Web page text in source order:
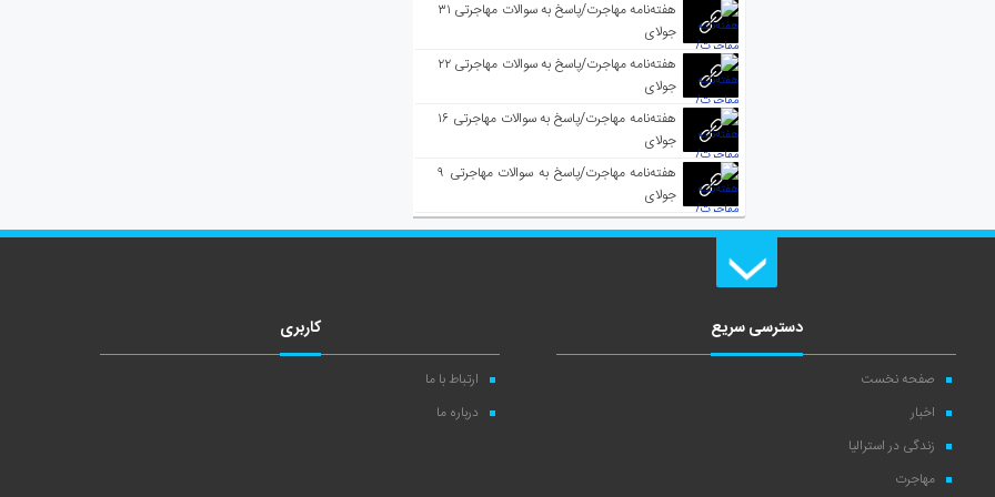
هفته‌نامه مهاجرت/پاسخ به سوالات مهاجرتی ۳۱
جولای
هفته‌نامه مهاجرت/پاسخ به سوالات مهاجرتی ۲۲
جولای
هفته‌نامه مهاجرت/پاسخ به سوالات مهاجرتی ۱۶
جولای
هفته‌نامه مهاجرت/پاسخ به سوالات مهاجرتی ۹
جولای
دسترسی سریع
صفحه نخست
اخبار
زندگی در استرالیا
مهاجرت
کاربری
ارتباط با ما
درباره ما